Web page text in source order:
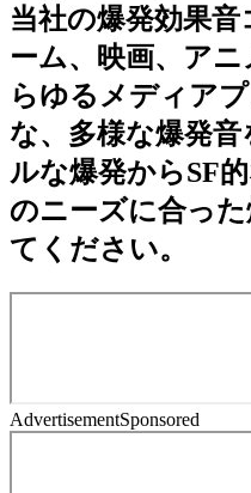
当社の爆発効果
ーム、映画、ア
らゆるメディア
な、多様な爆発
ルな爆発からSF
のニーズに合っ
てください。
AdvertisementSponsored